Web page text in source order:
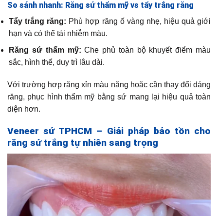
So sánh nhanh: Răng sứ thẩm mỹ vs tẩy trắng răng
Tẩy trắng răng: Phù hợp răng ố vàng nhẹ, hiệu quả giới
hạn và có thể tái nhiễm màu.
Răng sứ thẩm mỹ: Che phủ toàn bộ khuyết điểm màu
sắc, hình thể, duy trì lâu dài.
Với trường hợp răng xỉn màu nặng hoặc cần thay đổi dáng
răng, phục hình thẩm mỹ bằng sứ mang lại hiệu quả toàn
diện hơn.
Veneer sứ TPHCM – Giải pháp bảo tồn cho
răng sứ trắng tự nhiên sang trọng